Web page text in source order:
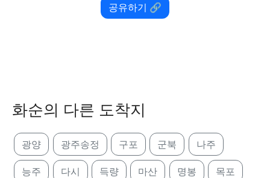
공유하기 🔗
화순의 다른 도착지
광양 광주송정 구포 군북 나주
능주 다시 득량 마산 명봉 목포